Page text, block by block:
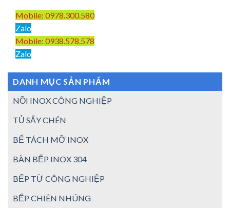
Mobile: 0978.300.580
Zalo
Mobile: 0938.578.578
Zalo
DANH MỤC SẢN PHẨM
NỒI INOX CÔNG NGHIỆP
TỦ SẤY CHÉN
BỂ TÁCH MỠ INOX
BÀN BẾP INOX 304
BẾP TỪ CÔNG NGHIỆP
BẾP CHIÊN NHÚNG